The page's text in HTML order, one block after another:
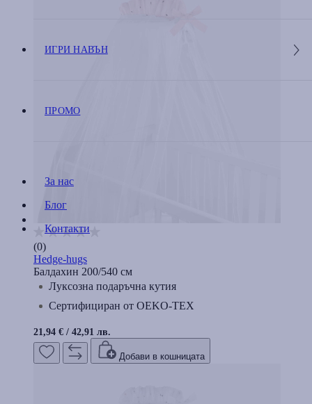
ИГРИ НАВЪН
ПРОМО
За нас
Блог
Контакти
(0)
Hedge-hugs
Балдахин 200/540 см
Луксозна подаръчна кутия
Сертифициран от OEKO-TEX
21,94 € / 42,91 лв.
Добави в кошницата